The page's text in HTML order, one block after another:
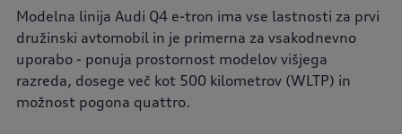
Modelna linija Audi Q4 e-tron ima vse lastnosti za prvi
družinski avtomobil in je primerna za vsakodnevno
uporabo - ponuja prostornost modelov višjega
razreda, dosege več kot 500 kilometrov (WLTP) in
možnost pogona quattro.